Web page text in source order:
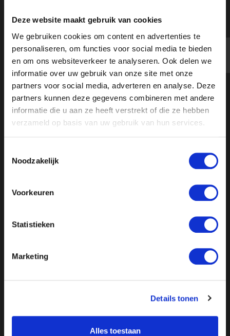
Deze website maakt gebruik van cookies
We gebruiken cookies om content en advertenties te
personaliseren, om functies voor social media te bieden
en om ons websiteverkeer te analyseren. Ook delen we
informatie over uw gebruik van onze site met onze
partners voor social media, adverteren en analyse. Deze
partners kunnen deze gegevens combineren met andere
informatie die u aan ze heeft verstrekt of die ze hebben
verzameld op basis van uw gebruik van hun services.
Noodzakelijk
Voorkeuren
Statistieken
Marketing
Details tonen
Alles toestaan
Beluister zijn hele column en de podcast